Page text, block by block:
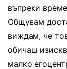
въпреки
Общувам
виждам, че
обичаш
малко